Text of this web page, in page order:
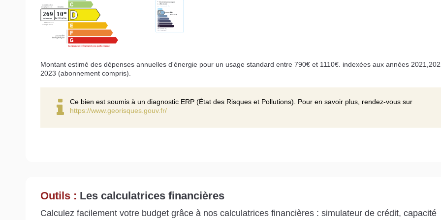
Montant estimé des dépenses annuelles d'énergie pour un usage standard entre 790€ et 1110€. indexées aux années
2023 (abonnement compris).
Ce bien est soumis à un diagnostic ERP (État des Risques et Pollutions). Pour en savoir plus, rendez-vous sur
https://www.georisques.gouv.fr/
Outils : Les calculatrices financières
Calculez facilement votre budget grâce à nos calculatrices financières : simulateur de crédit, capacité